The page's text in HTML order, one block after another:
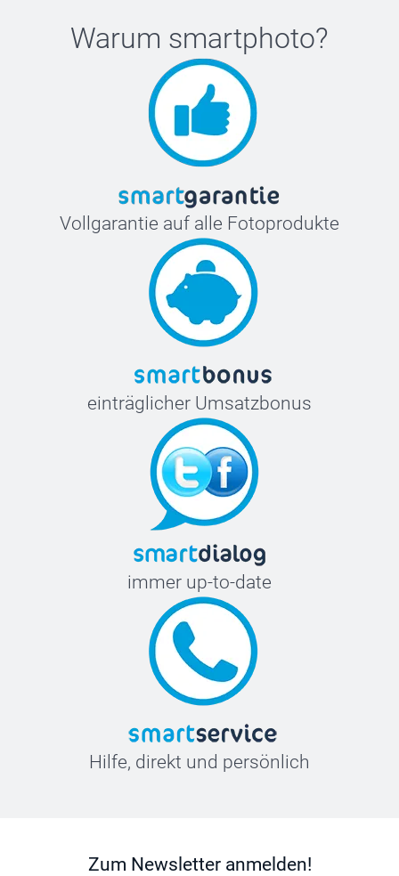
Warum smartphoto?
Vollgarantie auf alle Fotoprodukte
einträglicher Umsatzbonus
immer up-to-date
Hilfe, direkt und persönlich
Zum Newsletter anmelden!